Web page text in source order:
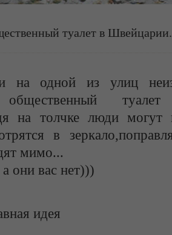
туалет в
на одной из улиц
общественный
на толчке люди могут
в
мимо...
они вас нет)))
идея